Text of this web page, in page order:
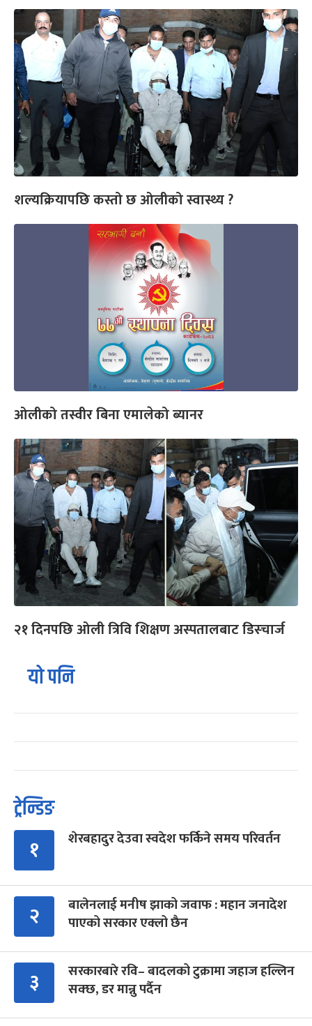
शल्यक्रियापछि कस्तो छ ओलीको स्वास्थ्य ?
ओलीको तस्वीर बिना एमालेको ब्यानर
२१ दिनपछि ओली त्रिवि शिक्षण अस्पतालबाट डिस्चार्ज
यो पनि
ट्रेन्डिङ
१ शेरबहादुर देउवा स्वदेश फर्किने समय परिवर्तन
२
बालेनलाई मनीष झाको जवाफ : महान जनादेश
पाएको सरकार एक्लो छैन
३
सरकारबारे रवि– बादलको टुक्रामा जहाज हल्लिन
सक्छ, डर मान्नु पर्दैन